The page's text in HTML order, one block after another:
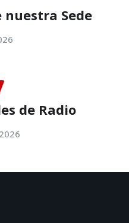
nuestra Sede
de Radio